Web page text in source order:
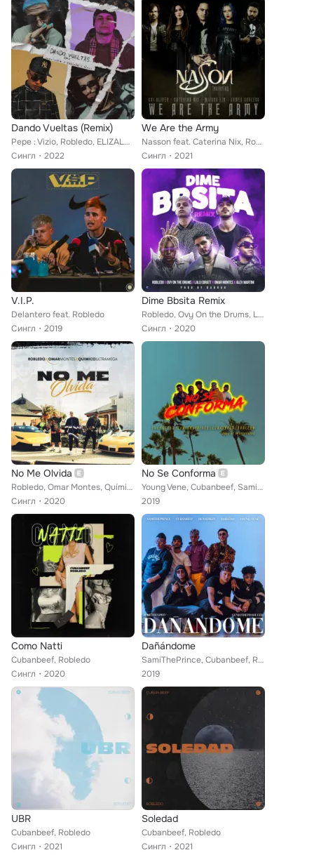
Dando Vueltas (Remix)
Pepe : Vizio, Robledo, ELIZALDE
Сингл
2022
We Are the Army
Nasson feat. Caterina Nix, Robledo, Mizuho Lin, Gui Oliver
Сингл
2021
V.I.P.
Delantero feat. Robledo
Сингл
2019
Dime Bbsita Remix
Robledo, Ovy On the Drums, Lalo Ebratt feat. Omar Montes, Alex Martini
Сингл
2020
No Me Olvida
Robledo, Omar Montes, Químico Ultra Mega
Сингл
2020
No Se Conforma
Young Vene, Cubanbeef, SamiThePrince, Robledo
2019
Como Natti
Cubanbeef, Robledo
Сингл
2020
Dañándome
SamiThePrince, Cubanbeef, Robledo, Young Vene, Denyerkin
2019
UBR
Cubanbeef, Robledo
Сингл
2021
Soledad
Cubanbeef, Robledo
Сингл
2021